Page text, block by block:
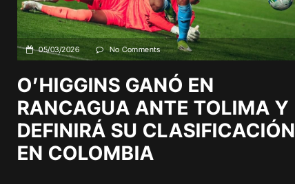
05/03/2026 No Comments
O’HIGGINS GANÓ EN
RANCAGUA ANTE TOLIMA Y
DEFINIRÁ SU CLASIFICACIÓN
EN COLOMBIA